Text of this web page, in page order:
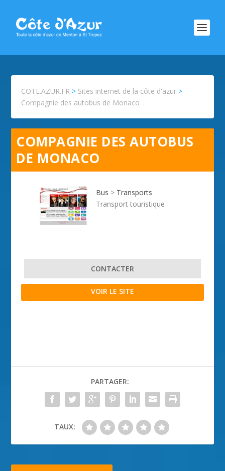
COTE.AZUR.FR > Sites internet de la côte d'azur >
Compagnie des autobus de Monaco
COMPAGNIE DES AUTOBUS
DE MONACO
Bus > Transports
Transport touristique
CONTACTER
VOIR LE SITE
PARTAGER:
TAUX: